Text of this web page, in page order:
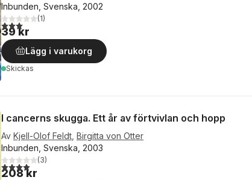
Inbunden, Svenska, 2002
3,0utav 5 stjärnor. Totalt antal röster:
(1)
39 kr
Lägg i varukorg
Skickas
I cancerns skugga. Ett år av förtvivlan och hopp
Av Kjell-Olof Feldt Birgitta von Otter
Inbunden, Svenska, 2003
4,0utav 5 stjärnor. Totalt antal röster:
(3)
208 kr